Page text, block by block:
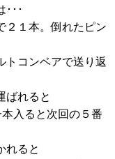
･･
１本。倒れたピン
コンベアで送り返
ばれると
入ると次回の５番
れると